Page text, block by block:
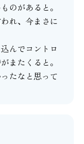
のがあると。
れ、今まさに
んでコントロ
またくると。
たなと思って